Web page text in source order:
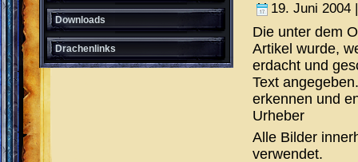
Downloads
Drachenlinks
19. Juni 2004
Die unter dem
Artikel wurde,
erdacht und
Text
erkennen und
Urheber
Alle Bilder
verwendet.